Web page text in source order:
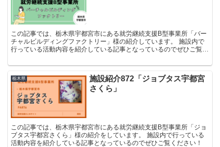
この記事では、栃木県宇都宮市にある就労継続支援B型事業所「バー
チャルビルディングファクトリー」様の紹介しています。 施設内で
行っている活動内容を紹介している記事となっているのでぜひご覧く
栃木県
施設紹介872「ジョブタス宇都宮
さくら」
この記事では、栃木県宇都宮市にある就労継続支援B型事業所「ジョ
ブタス宇都宮さくら」様の紹介をしています。 施設内で行っている
活動内容を紹介している記事となっているのでぜひご覧ください！